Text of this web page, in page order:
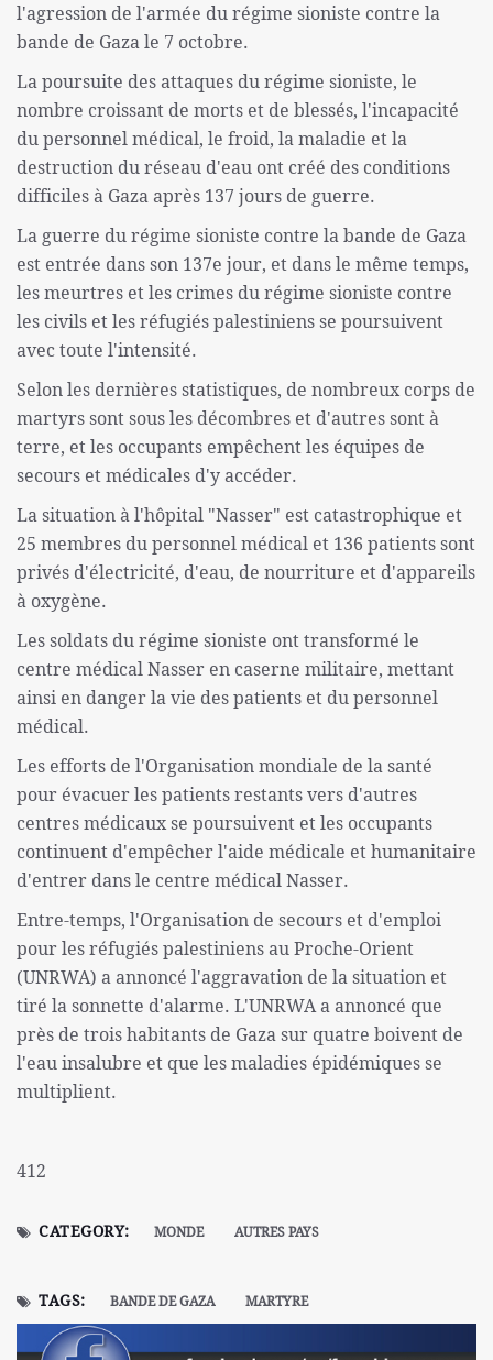
l'agression de l'armée du régime sioniste contre la
bande de Gaza le 7 octobre.
La poursuite des attaques du régime sioniste, le
nombre croissant de morts et de blessés, l'incapacité
du personnel médical, le froid, la maladie et la
destruction du réseau d'eau ont créé des conditions
difficiles à Gaza après 137 jours de guerre.
La guerre du régime sioniste contre la bande de Gaza
est entrée dans son 137e jour, et dans le même temps,
les meurtres et les crimes du régime sioniste contre
les civils et les réfugiés palestiniens se poursuivent
avec toute l'intensité.
Selon les dernières statistiques, de nombreux corps de
martyrs sont sous les décombres et d'autres sont à
terre, et les occupants empêchent les équipes de
secours et médicales d'y accéder.
La situation à l'hôpital "Nasser" est catastrophique et
25 membres du personnel médical et 136 patients sont
privés d'électricité, d'eau, de nourriture et d'appareils
à oxygène.
Les soldats du régime sioniste ont transformé le
centre médical Nasser en caserne militaire, mettant
ainsi en danger la vie des patients et du personnel
médical.
Les efforts de l'Organisation mondiale de la santé
pour évacuer les patients restants vers d'autres
centres médicaux se poursuivent et les occupants
continuent d'empêcher l'aide médicale et humanitaire
d'entrer dans le centre médical Nasser.
Entre-temps, l'Organisation de secours et d'emploi
pour les réfugiés palestiniens au Proche-Orient
(UNRWA) a annoncé l'aggravation de la situation et
tiré la sonnette d'alarme. L'UNRWA a annoncé que
près de trois habitants de Gaza sur quatre boivent de
l'eau insalubre et que les maladies épidémiques se
multiplient.
412
CATEGORY: MONDE AUTRES PAYS
TAGS: BANDE DE GAZA MARTYRE